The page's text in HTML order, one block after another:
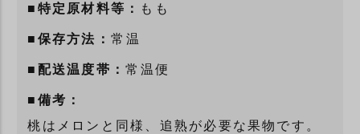
■特定原材料等： もも
■保存方法： 常温
■配送温度帯：常温便
■備考：
桃はメロンと同様、追熟が必要な果物です。